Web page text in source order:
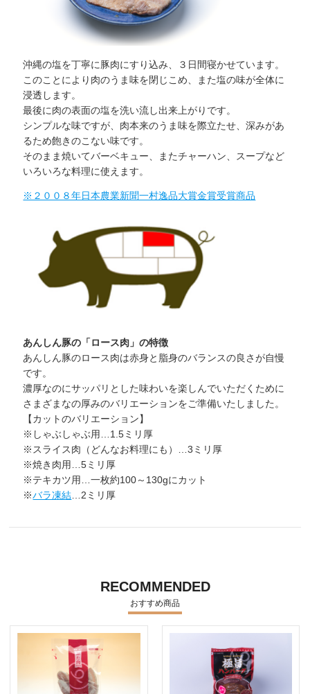
沖縄の塩を丁寧に豚肉にすり込み、３日間寝かせています。
このことにより肉のうま味を閉じこめ、また塩の味が全体に
浸透します。
最後に肉の表面の塩を洗い流し出来上がりです。
シンプルな味ですが、肉本来のうま味を際立たせ、深みがあ
るため飽きのこない味です。
そのまま焼いてバーベキュー、またチャーハン、スープなど
いろいろな料理に使えます。
※２００８年日本農業新聞一村逸品大賞金賞受賞商品
あんしん豚の「ロース肉」の特徴
あんしん豚のロース肉は赤身と脂身のバランスの良さが自慢
です。
濃厚なのにサッパリとした味わいを楽しんでいただくために
さまざまなの厚みのバリエーションをご準備いたしました。
【カットのバリエーション】
※しゃぶしゃぶ用…1.5ミリ厚
※スライス肉（どんなお料理にも）…3ミリ厚
※焼き肉用…5ミリ厚
※テキカツ用…一枚約100～130gにカット
※バラ凍結 …2ミリ厚
RECOMMENDED
おすすめ商品